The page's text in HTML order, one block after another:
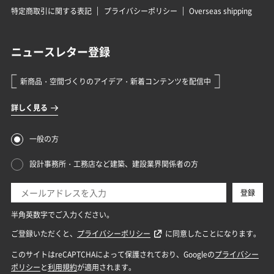
特定商取引に関する表記 プライバシーポリシー Overseas shipping